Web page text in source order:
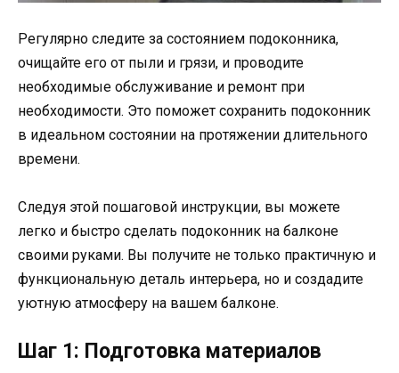
Регулярно следите за состоянием подоконника,
очищайте его от пыли и грязи, и проводите
необходимые обслуживание и ремонт при
необходимости. Это поможет сохранить подоконник
в идеальном состоянии на протяжении длительного
времени.
Следуя этой пошаговой инструкции, вы можете
легко и быстро сделать подоконник на балконе
своими руками. Вы получите не только практичную и
функциональную деталь интерьера, но и создадите
уютную атмосферу на вашем балконе.
Шаг 1: Подготовка материалов